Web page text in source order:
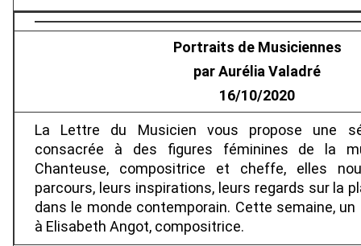
Portraits de Musiciennes
par Aurélia Valadré
16/10/2020
La Lettre du Musicien vous propose une
consacrée à des figures féminines de la
Chanteuse, compositrice et cheffe, elles
parcours, leurs inspirations, leurs regards sur la
dans le monde contemporain. Cette semaine,
à Elisabeth Angot, compositrice.